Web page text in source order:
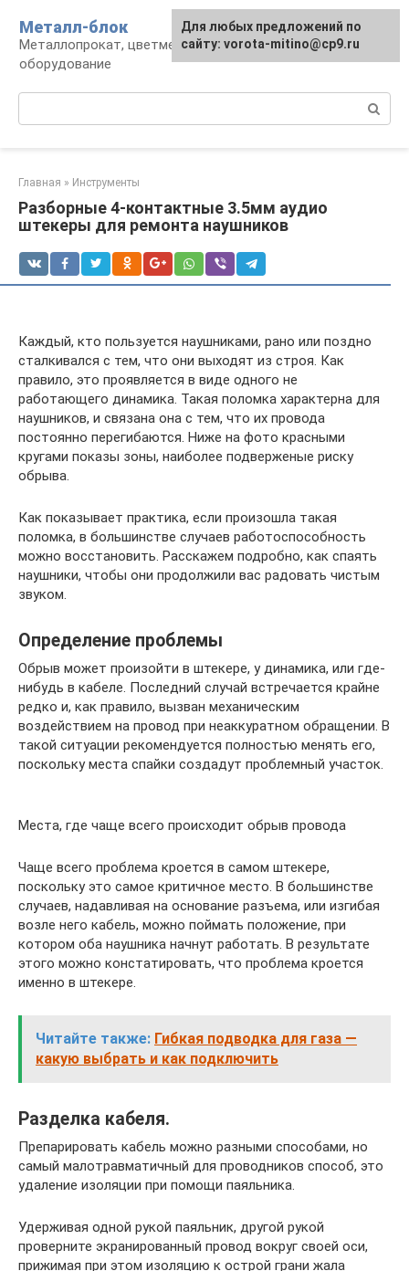
контенту
Металл-блок
Металлопрокат, цветмет, обработка и
оборудование
Главная » Инструменты
Разборные 4-контактные 3.5мм аудио
штекеры для ремонта наушников
Каждый, кто пользуется наушниками, рано или поздно
сталкивался с тем, что они выходят из строя. Как
правило, это проявляется в виде одного не
работающего динамика. Такая поломка характерна для
наушников, и связана она с тем, что их провода
постоянно перегибаются. Ниже на фото красными
кругами показы зоны, наиболее подверженые риску
обрыва.
Как показывает практика, если произошла такая
поломка, в большинстве случаев работоспособность
можно восстановить. Расскажем подробно, как спаять
наушники, чтобы они продолжили вас радовать чистым
звуком.
Определение проблемы
Обрыв может произойти в штекере, у динамика, или где-
нибудь в кабеле. Последний случай встречается крайне
редко и, как правило, вызван механическим
воздействием на провод при неаккуратном обращении. В
такой ситуации рекомендуется полностью менять его,
поскольку места спайки создадут проблемный участок.
Места, где чаще всего происходит обрыв провода
Чаще всего проблема кроется в самом штекере,
поскольку это самое критичное место. В большинстве
случаев, надавливая на основание разъема, или изгибая
возле него кабель, можно поймать положение, при
котором оба наушника начнут работать. В результате
этого можно констатировать, что проблема кроется
именно в штекере.
Читайте также: Гибкая подводка для газа —
какую выбрать и как подключить
Разделка кабеля.
Препарировать кабель можно разными способами, но
самый малотравматичный для проводников способ, это
удаление изоляции при помощи паяльника.
Удерживая одной рукой паяльник, другой рукой
проверните экранированный провод вокруг своей оси,
прижимая при этом изоляцию к острой грани жала
Для любых предложений по
сайту: vorota-mitino@cp9.ru